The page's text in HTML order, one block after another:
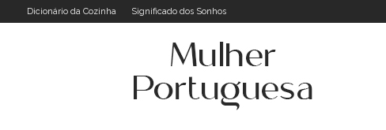
Dicionário da Cozinha Significado dos Sonhos